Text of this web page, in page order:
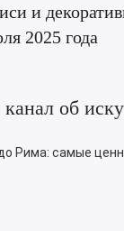
и
2025 года
об
Рима: самые